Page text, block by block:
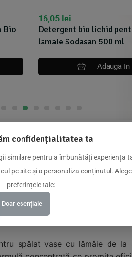
Bio
Detergent bio lichid
lamaie Sodasan 500 ml
16,05 lei
Adauga In
spălat vase cu lămâie de
confidențialitatea ta
similare pentru a îmbunătăți experiența
pe site și a personaliza conținutul. Alege
preferințele tale:
Doar esențiale